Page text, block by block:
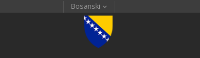
Bosanski